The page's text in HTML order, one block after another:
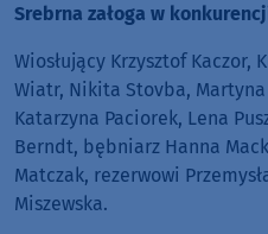
Srebrna załoga w
Wiosłujący Krzysztof Kaczor,
Wiatr, Nikita Stovba,
Katarzyna Paciorek, Lena
Berndt, bębniarz Hanna
Matczak, rezerwowi
Miszewska.